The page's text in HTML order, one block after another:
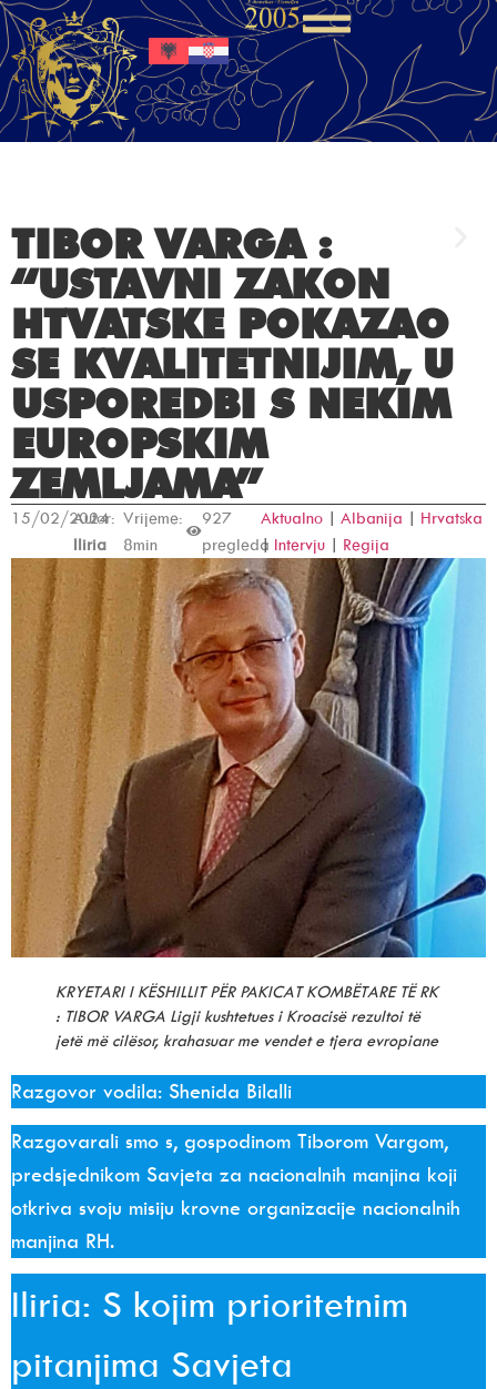
TIBOR VARGA :
“USTAVNI ZAKON
HTVATSKE POKAZAO
SE KVALITETNIJIM, U
USPOREDBI S NEKIM
EUROPSKIM
ZEMLJAMA”
15/02/2024
Autor:
Iliria
Vrijeme:
8min
927
pregleda
Aktualno |Albanija | Hrvatska
| Intervju | Regija
KRYETARI I KËSHILLIT PËR PAKICAT KOMBËTARE TË RK
: TIBOR VARGA Ligji kushtetues i Kroacisë rezultoi të
jetë më cilësor, krahasuar me vendet e tjera evropiane
Razgovor vodila: Shenida Bilalli
Razgovarali smo s, gospodinom Tiborom Vargom,
predsjednikom Savjeta za nacionalnih manjina koji
otkriva svoju misiju krovne organizacije nacionalnih
manjina RH.
Iliria: S kojim prioritetnim
pitanjima Savjeta